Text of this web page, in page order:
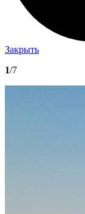
Закрыть
1/7